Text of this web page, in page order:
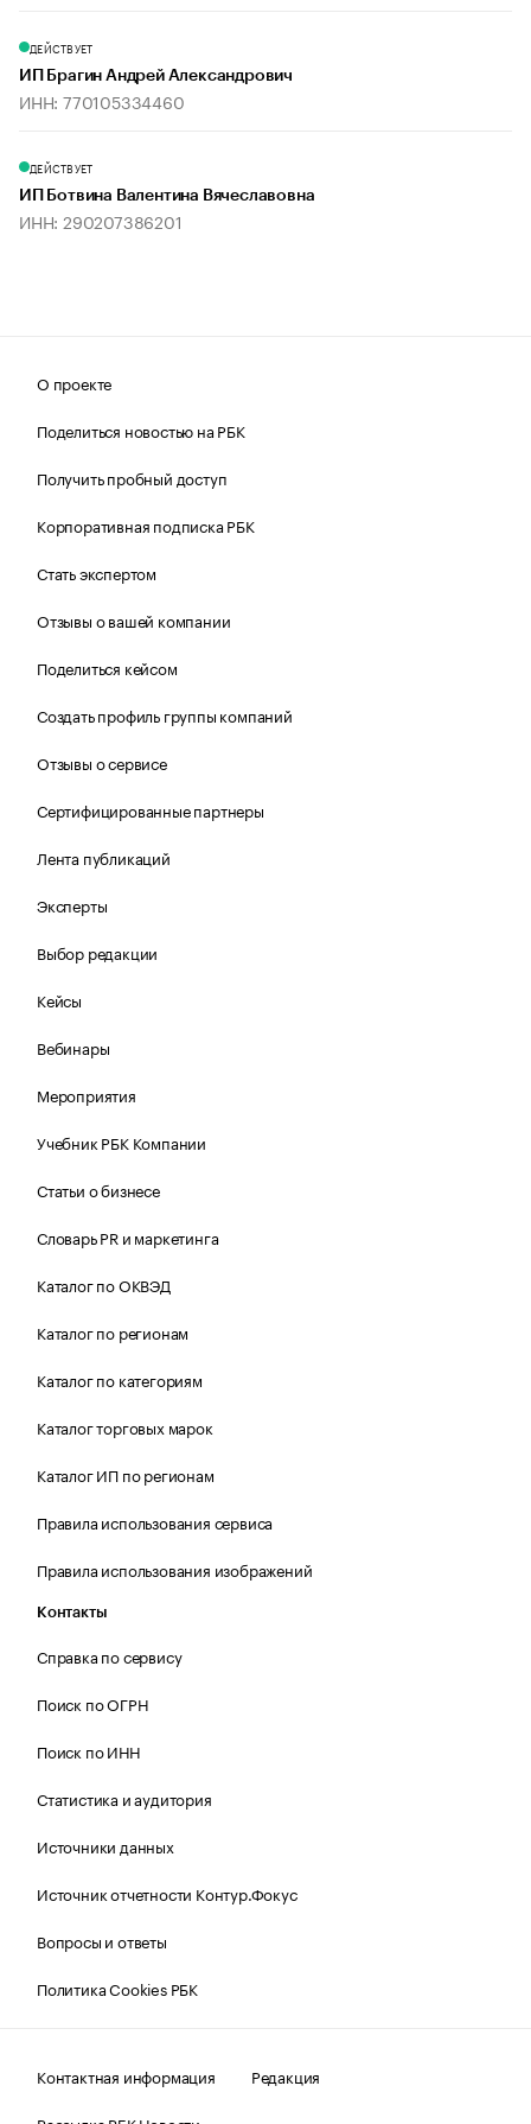
ДЕЙСТВУЕТ
ИП Брагин Андрей Александрович
ИНН: 770105334460
ДЕЙСТВУЕТ
ИП Ботвина Валентина Вячеславовна
ИНН: 290207386201
О проекте
Поделиться новостью на РБК
Получить пробный доступ
Корпоративная подписка РБК
Стать экспертом
Отзывы о вашей компании
Поделиться кейсом
Создать профиль группы компаний
Отзывы о сервисе
Сертифицированные партнеры
Лента публикаций
Эксперты
Выбор редакции
Кейсы
Вебинары
Мероприятия
Учебник РБК Компании
Статьи о бизнесе
Словарь PR и маркетинга
Каталог по ОКВЭД
Каталог по регионам
Каталог по категориям
Каталог торговых марок
Каталог ИП по регионам
Правила использования сервиса
Правила использования изображений
Контакты
Справка по сервису
Поиск по ОГРН
Поиск по ИНН
Статистика и аудитория
Источники данных
Источник отчетности Контур.Фокус
Вопросы и ответы
Политика Cookies РБК
Контактная информация
Редакция